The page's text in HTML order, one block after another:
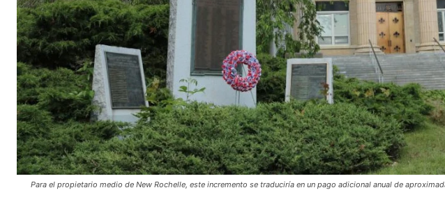
Para el propietario medio de New Rochelle, este incremento se traduciría en un pago adicional anual de